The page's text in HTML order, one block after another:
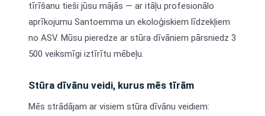
tīrīšanu tieši jūsu mājās — ar itāļu profesionālo
aprīkojumu Santoemma un ekoloģiskiem līdzekļiem
no ASV. Mūsu pieredze ar stūra dīvāniem pārsniedz 3
500 veiksmīgi iztīrītu mēbeļu.
Stūra dīvānu veidi, kurus mēs tīrām
Mēs strādājam ar visiem stūra dīvānu veidiem: